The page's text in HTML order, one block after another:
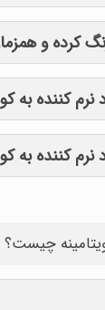
کرده و
نرم کننده
نرم کننده
چیست؟